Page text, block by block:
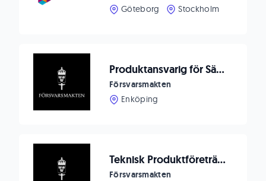
Göteborg
Stockholm
Produktansvarig för Säkra och Robusta system (TPF)
Försvarsmakten
Enköping
Teknisk Produktföreträdare till Logistik IT
Försvarsmakten